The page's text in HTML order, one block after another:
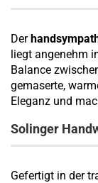
Der
liegt angenehm
Balance
gemaserte,
Eleganz und
Solinger
Gefertigt in der